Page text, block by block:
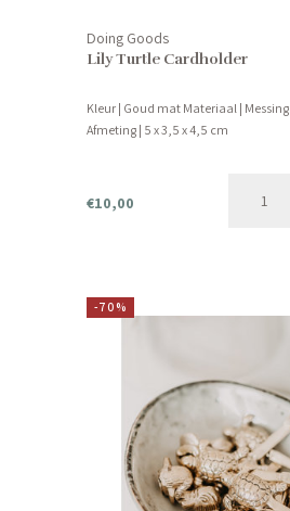
Doing Goods
Lily Turtle Cardholder
Kleur | Goud mat Materiaal | Messing
Afmeting | 5 x 3,5 x 4,5 cm
€10,00
-70%